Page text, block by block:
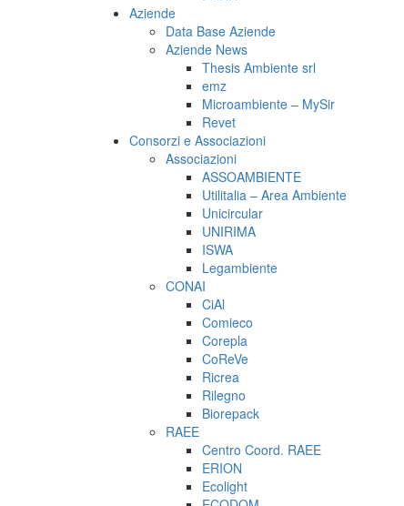
Aziende
Data Base Aziende
Aziende News
Thesis Ambiente srl
emz
Microambiente – MySir
Revet
Consorzi e Associazioni
Associazioni
ASSOAMBIENTE
Utilitalia – Area Ambiente
Unicircular
UNIRIMA
ISWA
Legambiente
CONAI
CiAl
Comieco
Corepla
CoReVe
Ricrea
Rilegno
Biorepack
RAEE
Centro Coord. RAEE
ERION
Ecolight